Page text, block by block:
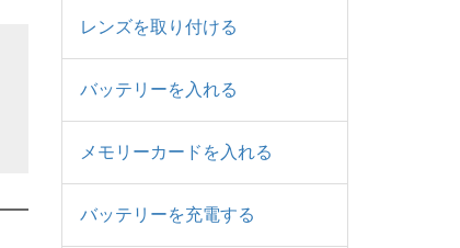
レンズを取り付ける
バッテリーを入れる
メモリーカードを入れる
バッテリーを充電する